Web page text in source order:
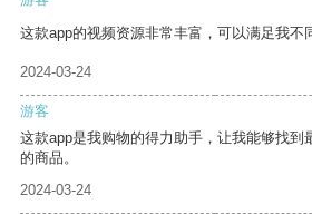
这款app的视频资源非常丰富，可以满足我不
2024-03-24
游客
这款app是我购物的得力助手，让我能够找到
的商品。
2024-03-24